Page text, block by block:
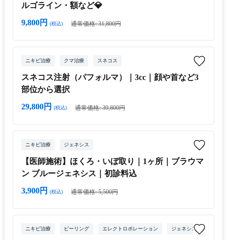
ルゴライン・額など💎
9,800円 (税込) 通常価格: 31,800円
ニキビ治療 クマ治療 スネコス
スネコス注射（パフォルマ）｜3cc｜顔や首など3
部位から選択
29,800円 (税込) 通常価格: 39,800円
ニキビ治療 ジェネシス
【医師施術】ほくろ・いぼ取り｜1ヶ所｜ブラウマ
ン ブルージェネシス｜初診料込
3,900円 (税込) 通常価格: 5,500円
ニキビ治療 ピーリング エレクトロポレーション ジェネシス